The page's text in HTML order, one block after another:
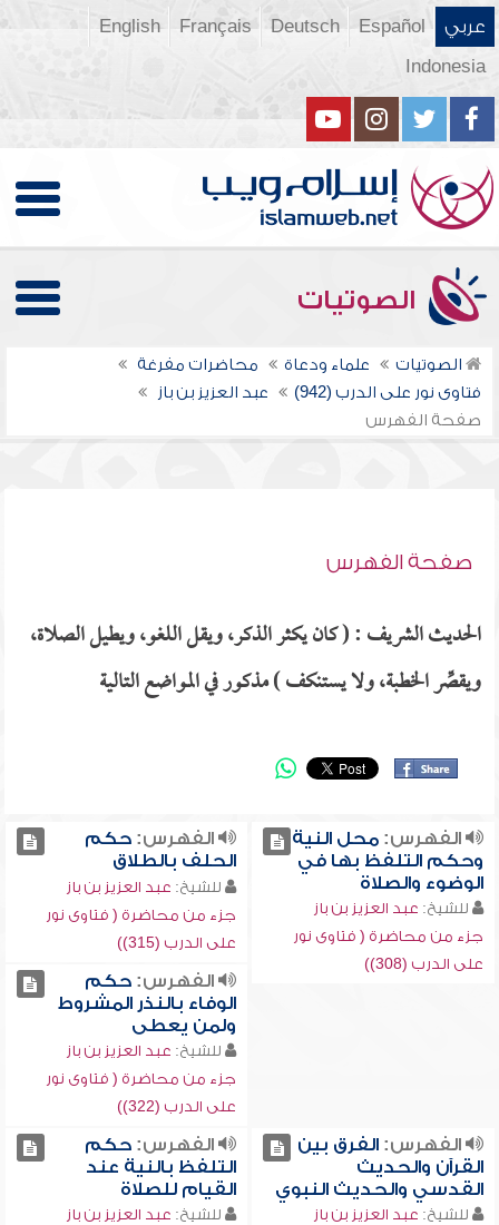
عربي Español
Deutsch
Français
English
Indonesia
الصوتيات
الصوتيات علماء ودعاة
محاضرات مفرغة
فتاوى نور على الدرب (942)
عبد العزيز بن باز
صفحة الفهرس
صفحة الفهرس
الحديث الشريف : ( كان يكثر الذكر، ويقل اللغو، ويطيل الصلاة،
ويقصِّر الخطبة، ولا يستنكف ) مذكور في المواضع التالية
الفهرس:محل النية
وحكم التلفظ بها في
الوضوء والصلاة
للشيخ: عبد العزيز بن باز
جزء من محاضرة ( فتاوى نور
على الدرب (308))
الفهرس:حكم
الحلف بالطلاق
للشيخ: عبد العزيز بن باز
جزء من محاضرة ( فتاوى نور
على الدرب (315))
الفهرس:حكم
الوفاء بالنذر المشروط
ولمن يعطى
للشيخ: عبد العزيز بن باز
جزء من محاضرة ( فتاوى نور
على الدرب (322))
الفهرس:الفرق بين
القرآن والحديث
القدسي والحديث النبوي
للشيخ: عبد العزيز بن باز
الفهرس:حكم
التلفظ بالنية عند
القيام للصلاة
للشيخ: عبد العزيز بن باز